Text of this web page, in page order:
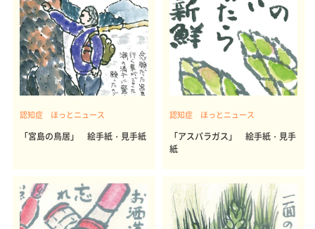
認知症 ほっとニュース
「宮島の鳥居」 絵手紙・見手紙
認知症 ほっとニュース
「アスパラガス」 絵手紙・見手
紙